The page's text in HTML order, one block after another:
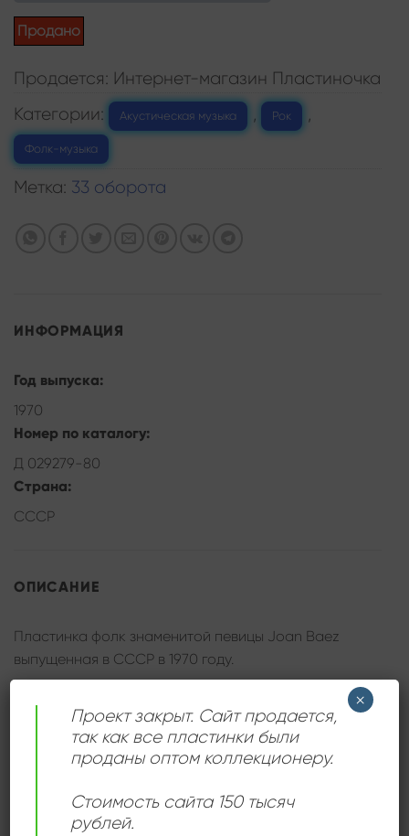
Продано
Продается: Интернет-магазин Пластиночка
Категории:
Акустическая музыка , Рок ,
Фолк-музыка
Метка: 33 оборота
ИНФОРМАЦИЯ
Год выпуска:
1970
Номер по каталогу:
Д 029279-80
Страна:
СССР
ОПИСАНИЕ
Пластинка фолк знаменитой певицы Joan Baez
выпущенная в СССР в 1970 году.
Мелодия
Проект закрыт. Сайт продается,
так как все пластинки были
проданы оптом коллекционеру.
Стоимость сайта 150 тысяч
рублей.
×